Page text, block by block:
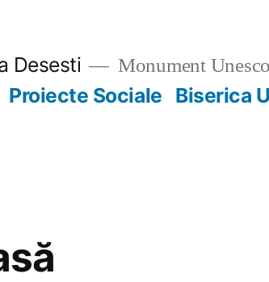
Desesti Monument Unesco
Proiecte Sociale Biserica